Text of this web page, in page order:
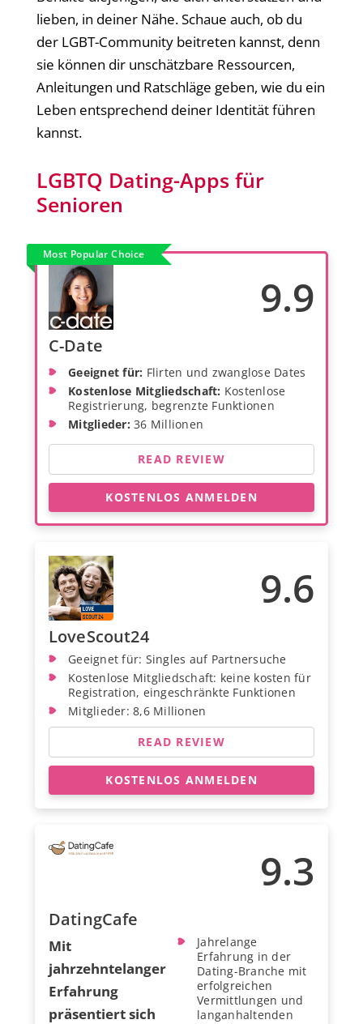
lieben, in deiner Nähe. Schaue auch, ob du
der LGBT-Community beitreten kannst, denn
sie können dir unschätzbare Ressourcen,
Anleitungen und Ratschläge geben, wie du ein
Leben entsprechend deiner Identität führen
kannst.
LGBTQ Dating-Apps für
Senioren
Most Popular Choice
9.9
C-Date
Geeignet für: Flirten und zwanglose Dates
Kostenlose Mitgliedschaft: Kostenlose
Registrierung, begrenzte Funktionen
Mitglieder: 36 Millionen
READ REVIEW
KOSTENLOS ANMELDEN
9.6
LoveScout24
Geeignet für: Singles auf Partnersuche
Kostenlose Mitgliedschaft: keine kosten für
Registration, eingeschränkte Funktionen
Mitglieder: 8,6 Millionen
READ REVIEW
KOSTENLOS ANMELDEN
9.3
DatingCafe
Mit
jahrzehntelanger
Erfahrung
präsentiert sich
Jahrelange
Erfahrung in der
Dating-Branche mit
erfolgreichen
Vermittlungen und
langanhaltenden